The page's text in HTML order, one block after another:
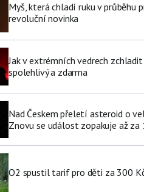
Myš, která chladí ruku v průběhu
revoluční novinka
Jak v extrémních vedrech
spolehlivý a zdarma
Nad Českem přeletí asteroid o
Znovu se událost zopakuje až
O2 spustil tarif pro děti za 300